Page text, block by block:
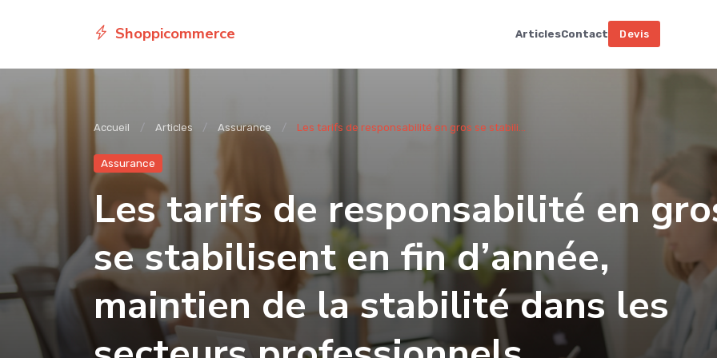
Shoppicommerce ArticlesContact Devis
Accueil Articles Assurance Les tarifs de responsabilité en gros se stabili...
Assurance
Les tarifs de responsabilité en
se stabilisent en fin d’année,
maintien de la stabilité dans les